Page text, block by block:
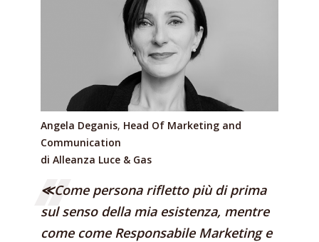
Angela Deganis, Head Of Marketing and
Communication
di Alleanza Luce & Gas
≪Come persona rifletto più di prima
sul senso della mia esistenza, mentre
come come Responsabile Marketing e